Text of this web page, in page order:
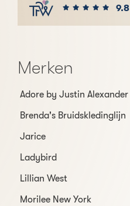
9.8
Merken
Adore by Justin Alexander
Brenda's Bruidskledinglijn
Jarice
Ladybird
Lillian West
Morilee New York